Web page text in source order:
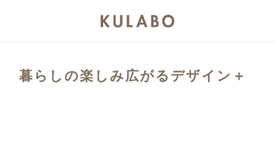
暮らしの楽しみ広がるデザイン＋